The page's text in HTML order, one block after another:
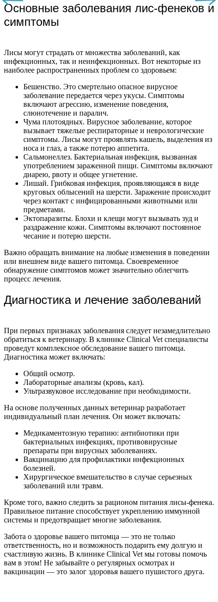
Основные заболевания лис-фенеков и
симптомы
Лисы могут страдать от множества заболеваний, как
инфекционных, так и неинфекционных. Вот некоторые из
наиболее распространенных проблем со здоровьем:
Бешенство. Это смертельно опасное вирусное
заболевание передается через укусы. Симптомы
включают агрессию, изменение поведения,
слюнотечение и паралич.
Чума плотоядных. Вирусное заболевание, которое
вызывает тяжелые респираторные и неврологические
симптомы. Лисы могут проявлять кашель, выделения из
носа и глаз, а также потерю аппетита.
Сальмонеллез. Бактериальная инфекция, вызванная
употреблением зараженной пищи. Симптомы включают
диарею, рвоту и общее угнетение.
Лишай. Грибковая инфекция, проявляющаяся в виде
круговых облысений на шерсти. Заражение происходит
через контакт с инфицированными животными или
предметами.
Эктопаразиты. Блохи и клещи могут вызывать зуд и
раздражение кожи. Симптомы включают постоянное
чесание и потерю шерсти.
Важно обращать внимание на любые изменения в поведении
или внешнем виде вашего питомца. Своевременное
обнаружение симптомов может значительно облегчить
процесс лечения.
Диагностика и лечение заболеваний
При первых признаках заболевания следует незамедлительно
обратиться к ветеринару. В клинике Clinical Vet специалисты
проведут комплексное обследование вашего питомца.
Диагностика может включать:
Общий осмотр.
Лабораторные анализы (кровь, кал).
Ультразвуковое исследование при необходимости.
На основе полученных данных ветеринар разработает
индивидуальный план лечения. Он может включать:
Медикаментозную терапию: антибиотики при
бактериальных инфекциях, противовирусные
препараты при вирусных заболеваниях.
Вакцинацию для профилактики инфекционных
болезней.
Хирургическое вмешательство в случае серьезных
заболеваний или травм.
Кроме того, важно следить за рационом питания лисы-фенека.
Правильное питание способствует укреплению иммунной
системы и предотвращает многие заболевания.
Забота о здоровье вашего питомца — это не только
ответственность, но и возможность подарить ему долгую и
счастливую жизнь. В клинике Clinical Vet мы готовы помочь
вам в этом! Не забывайте о регулярных осмотрах и
вакцинации — это залог здоровья вашего пушистого друга.